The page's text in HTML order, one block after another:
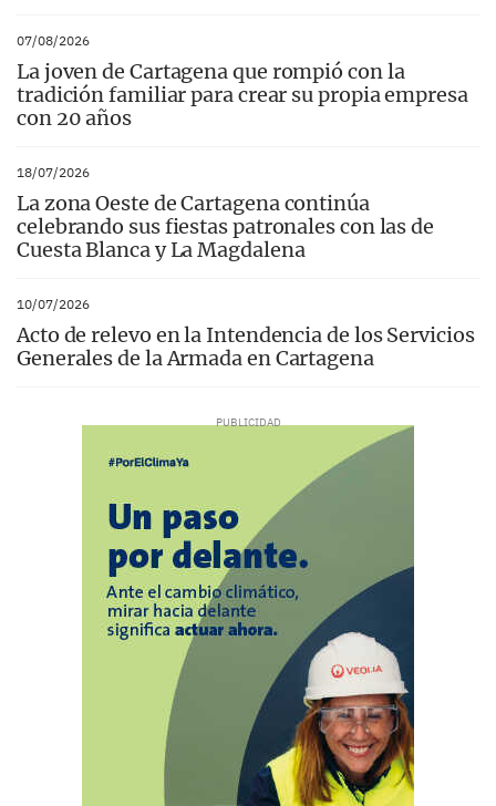
07/08/2026
La joven de Cartagena que rompió con la
tradición familiar para crear su propia empresa
con 20 años
18/07/2026
La zona Oeste de Cartagena continúa
celebrando sus fiestas patronales con las de
Cuesta Blanca y La Magdalena
10/07/2026
Acto de relevo en la Intendencia de los Servicios
Generales de la Armada en Cartagena